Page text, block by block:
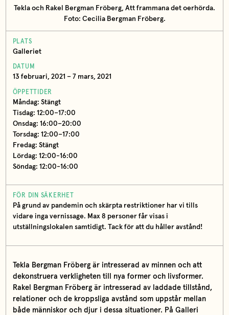
Tekla och Rakel Bergman Fröberg, Att frammana det oerhörda.
Foto: Cecilia Bergman Fröberg.
PLATS
Galleriet
DATUM
13 februari, 2021 – 7 mars, 2021
ÖPPETTIDER
Måndag: Stängt
Tisdag: 12:00–17:00
Onsdag: 16:00–20:00
Torsdag: 12:00–17:00
Fredag: Stängt
Lördag: 12:00-16:00
Söndag: 12:00-16:00
FÖR DIN SÄKERHET
På grund av pandemin och skärpta restriktioner har vi tills
vidare inga vernissage. Max 8 personer får visas i
utställningslokalen samtidigt. Tack för att du håller avstånd!
Tekla Bergman Fröberg är intresserad av minnen och att
dekonstruera verkligheten till nya former och livsformer.
Rakel Bergman Fröberg är intresserad av laddade tillstånd,
relationer och de kroppsliga avstånd som uppstår mellan
både människor och djur i dessa situationer. På Galleri